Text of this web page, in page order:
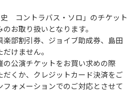
コントラバス・ソロ」のチケット
お取り扱いとなります。
楽部割引券、ジョイブ助成券、島田
けません。
の公演チケットをお買い求めの際
だくか、クレジットカード決済をご
ォメーションでのご対応とさせて